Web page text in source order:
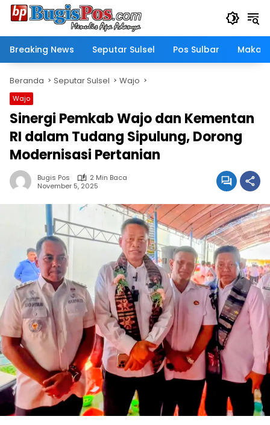
Langsung
Breaking News
Seputar Sulsel Pos Sulbar
Beranda Seputar Sulsel Wajo
Wajo
Sinergi Pemkab Wajo dan Kementan
RI dalam Tudang Sipulung, Dorong
Modernisasi Pertanian
Bugis Pos
2 Min Baca
November 5, 2025